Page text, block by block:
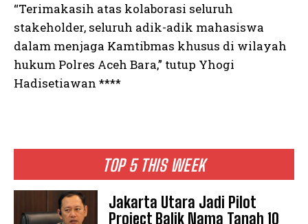
TOP 5 THIS WEEK
Jakarta Utara Jadi Pilot
Project Balik Nama Tanah 10
“Terimakasih atas kolaborasi seluruh
stakeholder, seluruh adik-adik mahasiswa
dalam menjaga Kamtibmas khusus di wilayah
hukum Polres Aceh Bara,” tutup Yhogi
Hadisetiawan ****